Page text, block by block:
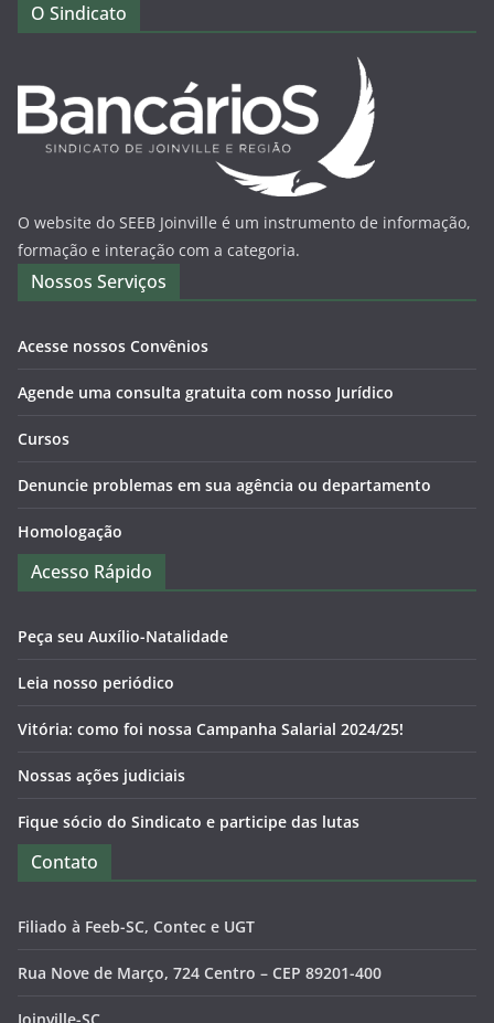
O Sindicato
O website do SEEB Joinville é um instrumento de informação,
formação e interação com a categoria.
Nossos Serviços
Acesse nossos Convênios
Agende uma consulta gratuita com nosso Jurídico
Cursos
Denuncie problemas em sua agência ou departamento
Homologação
Acesso Rápido
Peça seu Auxílio-Natalidade
Leia nosso periódico
Vitória: como foi nossa Campanha Salarial 2024/25!
Nossas ações judiciais
Fique sócio do Sindicato e participe das lutas
Contato
Filiado à Feeb-SC, Contec e UGT
Rua Nove de Março, 724 Centro – CEP 89201-400